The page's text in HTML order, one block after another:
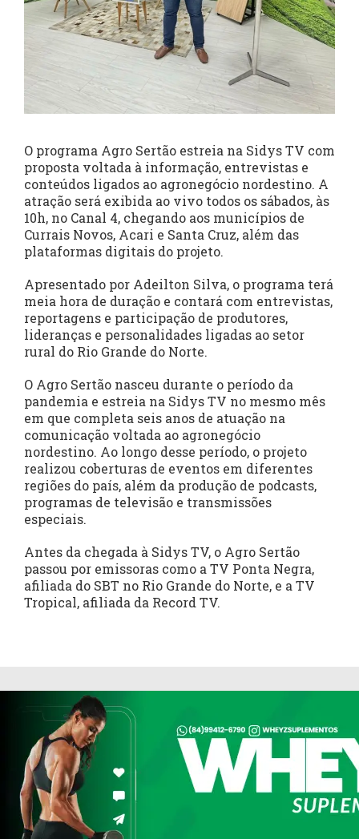
O programa Agro Sertão estreia na Sidys TV com
proposta voltada à informação, entrevistas e
conteúdos ligados ao agronegócio nordestino. A
atração será exibida ao vivo todos os sábados, às
10h, no Canal 4, chegando aos municípios de
Currais Novos, Acari e Santa Cruz, além das
plataformas digitais do projeto.
Apresentado por Adeilton Silva, o programa terá
meia hora de duração e contará com entrevistas,
reportagens e participação de produtores,
lideranças e personalidades ligadas ao setor
rural do Rio Grande do Norte.
O Agro Sertão nasceu durante o período da
pandemia e estreia na Sidys TV no mesmo mês
em que completa seis anos de atuação na
comunicação voltada ao agronegócio
nordestino. Ao longo desse período, o projeto
realizou coberturas de eventos em diferentes
regiões do país, além da produção de podcasts,
programas de televisão e transmissões
especiais.
Antes da chegada à Sidys TV, o Agro Sertão
passou por emissoras como a TV Ponta Negra,
afiliada do SBT no Rio Grande do Norte, e a TV
Tropical, afiliada da Record TV.